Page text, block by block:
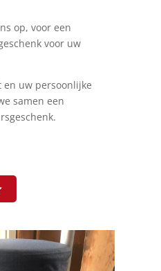
op, voor een
voor uw
uw persoonlijke
samen een